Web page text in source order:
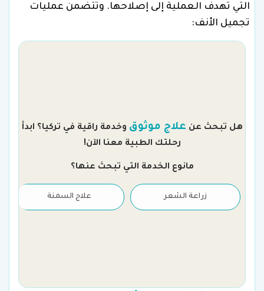
التي تهدف العملية إلى إصلاحها. وتتضمن عمليات
تجميل الأنف:
هل تبحث عن علاج موثوق وخدمة راقية في تركيا؟ ابدأ
رحلتك الطبية معنا الآن!
مانوع الخدمة التي تبحث عنها؟
زراعة الشعر علاج السمنة